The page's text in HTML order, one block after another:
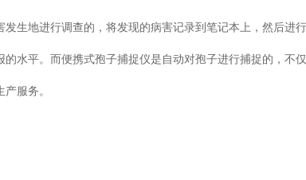
地进行调查的，将发现的病害记录到笔记本上，然后进
的水平。而便携式孢子捕捉仪是自动对孢子进行捕捉的，不
务。